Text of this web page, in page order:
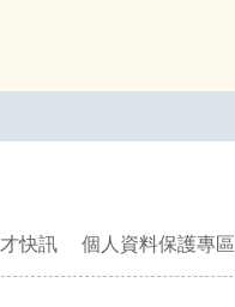
快訊 個人資料保護專區